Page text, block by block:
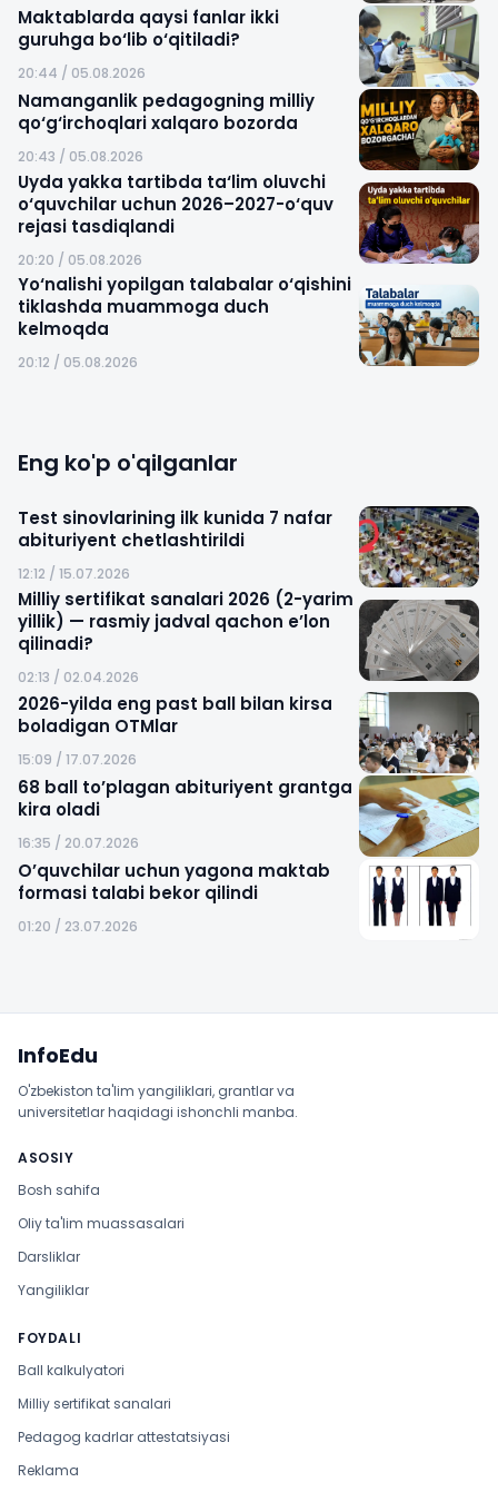
Maktablarda qaysi fanlar ikki
guruhga bo‘lib o‘qitiladi?
20:44 / 05.08.2026
Namanganlik pedagogning milliy
qo‘g‘irchoqlari xalqaro bozorda
20:43 / 05.08.2026
Uyda yakka tartibda ta‘lim oluvchi
o‘quvchilar uchun 2026–2027-o‘quv
rejasi tasdiqlandi
20:20 / 05.08.2026
Yo‘nalishi yopilgan talabalar o‘qishini
tiklashda muammoga duch
kelmoqda
20:12 / 05.08.2026
Eng ko'p o'qilganlar
Test sinovlarining ilk kunida 7 nafar
abituriyent chetlashtirildi
12:12 / 15.07.2026
Milliy sertifikat sanalari 2026 (2-yarim
yillik) — rasmiy jadval qachon e’lon
qilinadi?
02:13 / 02.04.2026
2026-yilda eng past ball bilan kirsa
boladigan OTMlar
15:09 / 17.07.2026
68 ball to’plagan abituriyent grantga
kira oladi
16:35 / 20.07.2026
O’quvchilar uchun yagona maktab
formasi talabi bekor qilindi
01:20 / 23.07.2026
InfoEdu
O'zbekiston ta'lim yangiliklari, grantlar va
universitetlar haqidagi ishonchli manba.
ASOSIY
Bosh sahifa
Oliy ta'lim muassasalari
Darsliklar
Yangiliklar
FOYDALI
Ball kalkulyatori
Milliy sertifikat sanalari
Pedagog kadrlar attestatsiyasi
Reklama